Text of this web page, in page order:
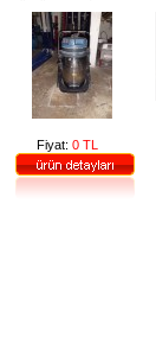
KURU
Fiyat:0 TL